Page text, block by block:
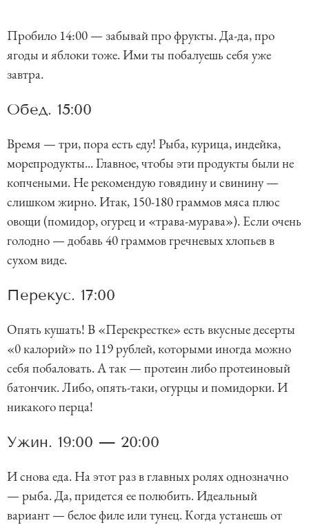
Пробило 14:00 — забывай про фрукты. Да-да, про
ягоды и яблоки тоже. Ими ты побалуешь себя уже
завтра.
Обед. 15:00
Время — три, пора есть еду! Рыба, курица, индейка,
морепродукты... Главное, чтобы эти продукты были не
копчеными. Не рекомендую говядину и свинину —
слишком жирно. Итак, 150-180 граммов мяса плюс
овощи (помидор, огурец и «трава-мурава»). Если очень
голодно — добавь 40 граммов гречневых хлопьев в
сухом виде.
Перекус. 17:00
Опять кушать! В «Перекрестке» есть вкусные десерты
«0 калорий» по 119 рублей, которыми иногда можно
себя побаловать. А так — протеин либо протеиновый
батончик. Либо, опять-таки, огурцы и помидорки. И
никакого перца!
Ужин. 19:00 — 20:00
И снова еда. На этот раз в главных ролях однозначно
— рыба. Да, придется ее полюбить. Идеальный
вариант — белое филе или тунец. Когда устанешь от